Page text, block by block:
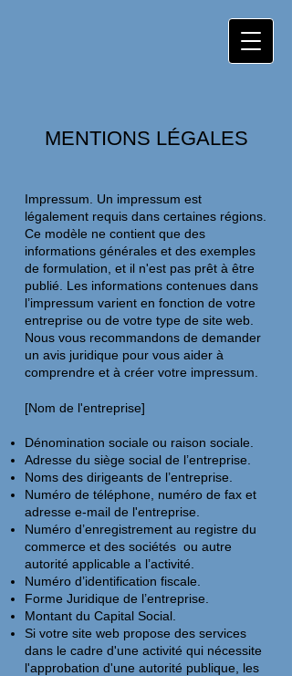
MENTIONS LÉGALES
Impressum. Un impressum est
légalement requis dans certaines régions.
Ce modèle ne contient que des
informations générales et des exemples
de formulation, et il n'est pas prêt à être
publié. Les informations contenues dans
l’impressum varient en fonction de votre
entreprise ou de votre type de site web.
Nous vous recommandons de demander
un avis juridique pour vous aider à
comprendre et à créer votre impressum.
[Nom de l'entreprise]
Dénomination sociale ou raison sociale.
Adresse du siège social de l’entreprise.
Noms des dirigeants de l’entreprise.
Numéro de téléphone, numéro de fax et
adresse e-mail de l'entreprise.
Numéro d’enregistrement au registre du
commerce et des sociétés ou autre
autorité applicable a l’activité.
Numéro d’identification fiscale.
Forme Juridique de l’entreprise.
Montant du Capital Social.
Si votre site web propose des services
dans le cadre d'une activité qui nécessite
l'approbation d'une autorité publique, les